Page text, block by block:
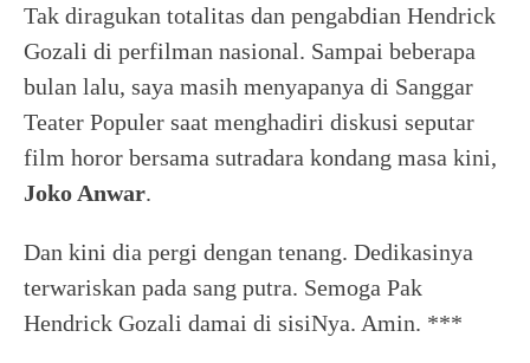
Tak diragukan totalitas dan pengabdian Hendrick
Gozali di perfilman nasional. Sampai beberapa
bulan lalu, saya masih menyapanya di Sanggar
Teater Populer saat menghadiri diskusi seputar
film horor bersama sutradara kondang masa kini,
Joko Anwar.
Dan kini dia pergi dengan tenang. Dedikasinya
terwariskan pada sang putra. Semoga Pak
Hendrick Gozali damai di sisiNya. Amin. ***